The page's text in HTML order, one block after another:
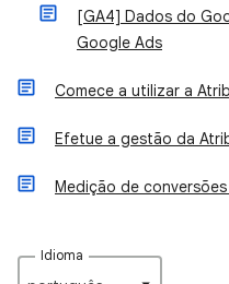
[GA4] Dados do
Google Ads
Comece a utilizar a
Efetue a gestão da
Medição de
Idioma